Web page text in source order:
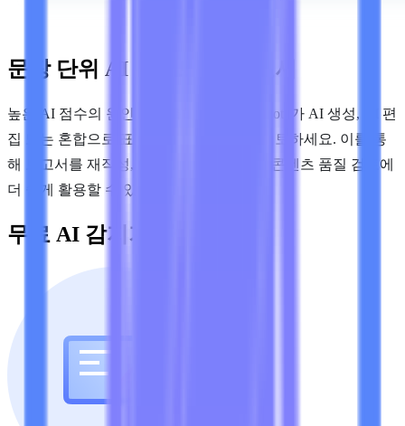
문장 단위 AI 텍스트 강조 표시
높은 AI 점수의 원인을 추측하는 대신, Lynote가 AI 생성, AI 편
집 또는 혼합으로 표시한 정확한 문장을 검토하세요. 이를 통
해 보고서를 재작성, 피드백, 편집 검토 및 콘텐츠 품질 검토에
더 쉽게 활용할 수 있습니다.
무료 AI 감지기 사용 방법